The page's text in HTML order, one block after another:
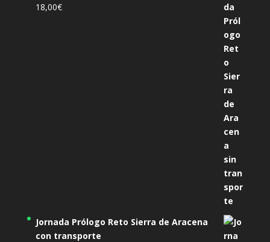
18,00€
Jornada Prólogo Reto Sierra de Aracena
con transporte